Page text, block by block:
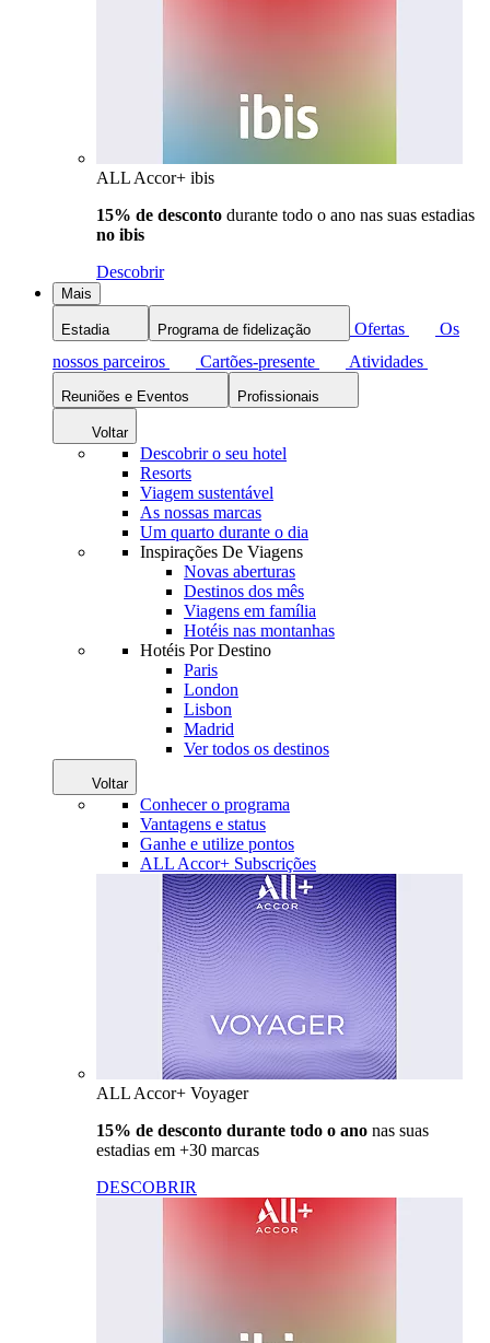
ALL Accor+ ibis
15% de desconto durante todo o ano nas suas estadias
no ibis
Descobrir
Mais
Estadia Programa de fidelização Ofertas
Os
nossos parceiros
Cartões-presente Atividades
Reuniões e Eventos Profissionais
Voltar
Descobrir o seu hotel
Resorts
Viagem sustentável
As nossas marcas
Um quarto durante o dia
Inspirações De Viagens
Novas aberturas
Destinos dos mês
Viagens em família
Hotéis nas montanhas
Hotéis Por Destino
Paris
London
Lisbon
Madrid
Ver todos os destinos
Voltar
Conhecer o programa
Vantagens e status
Ganhe e utilize pontos
ALL Accor+ Subscrições
ALL Accor+ Voyager
15% de desconto durante todo o ano nas suas
estadias em +30 marcas
DESCOBRIR